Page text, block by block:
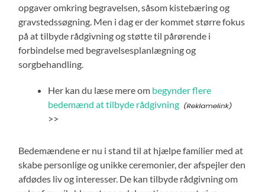
opgaver omkring begravelsen, såsom kistebæring og
gravstedssøgning. Men i dag er der kommet større fokus
på at tilbyde rådgivning og støtte til pårørende i
forbindelse med begravelsesplanlægning og
sorgbehandling.
Her kan du læse mere om begynder flere
bedemænd at tilbyde rådgivning
>>
Bedemændene er nu i stand til at hjælpe familier med at
skabe personlige og unikke ceremonier, der afspejler den
afdødes liv og interesser. De kan tilbyde rådgivning om